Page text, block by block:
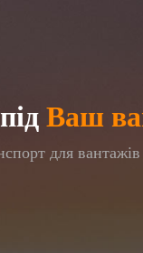
Ваш
для